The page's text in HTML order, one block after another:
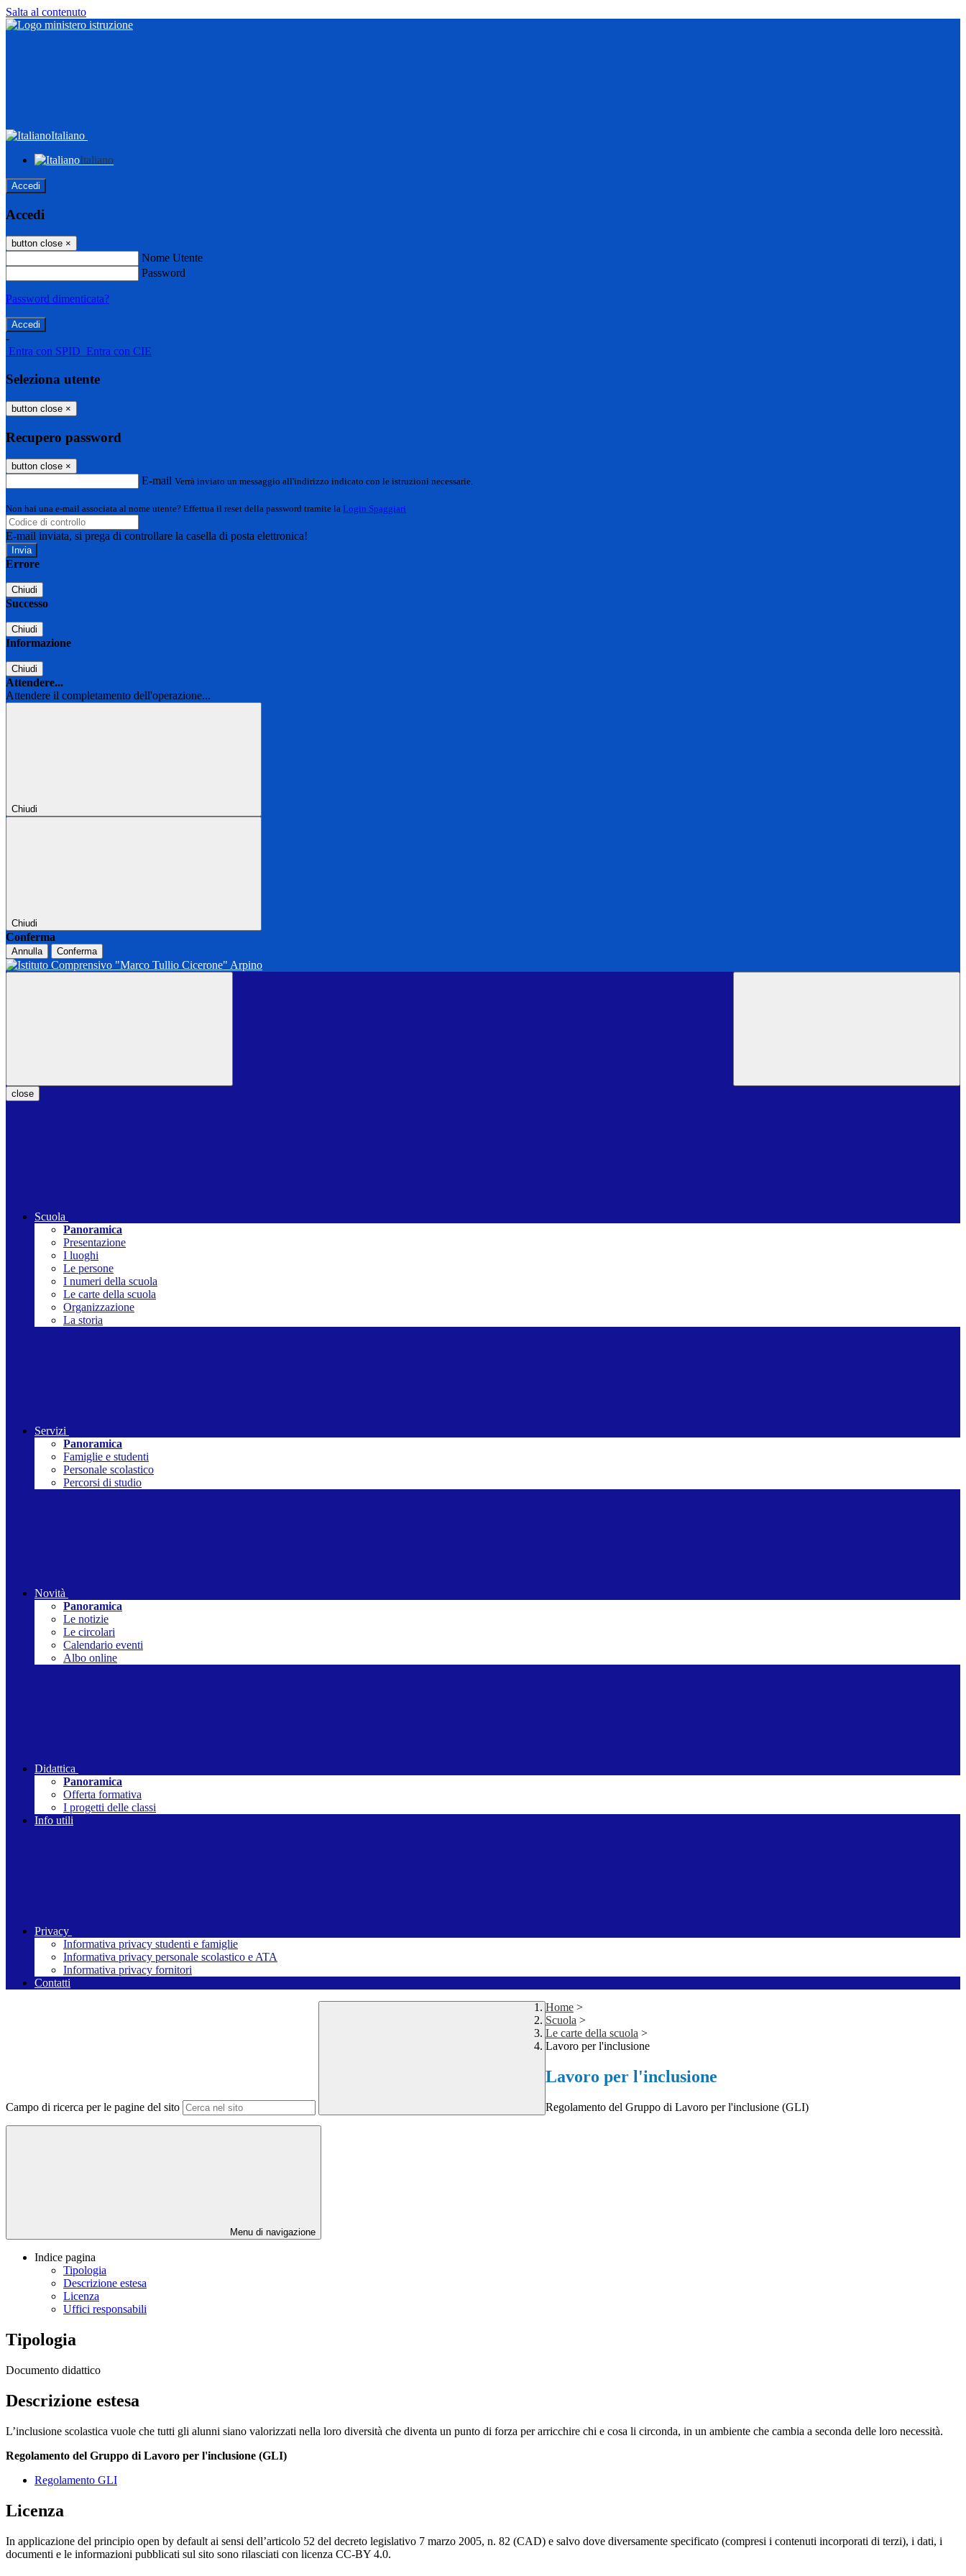
Salta al contenuto
Italiano
Italiano
Accedi
Accedi
button close ×
Nome Utente
Password
Password dimenticata?
-
Entra con SPID Entra con CIE
Seleziona utente
button close ×
Recupero password
button close ×
E-mail Verrà inviato un messaggio all'indirizzo indicato con le istruzioni necessarie.
Non hai una e-mail associata al nome utente? Effettua il reset della password tramite la Login Spaggiari
E-mail inviata, si prega di controllare la casella di posta elettronica!
Errore
Chiudi
Successo
Chiudi
Informazione
Chiudi
Attendere...
Attendere il completamento dell'operazione...
Chiudi
Chiudi
Conferma
Annulla Conferma
close
Scuola
Panoramica
Presentazione
I luoghi
Le persone
I numeri della scuola
Le carte della scuola
Organizzazione
La storia
Servizi
Panoramica
Famiglie e studenti
Personale scolastico
Percorsi di studio
Novità
Panoramica
Le notizie
Le circolari
Calendario eventi
Albo online
Didattica
Panoramica
Offerta formativa
I progetti delle classi
Info utili
Privacy
Informativa privacy studenti e famiglie
Informativa privacy personale scolastico e ATA
Informativa privacy fornitori
Contatti
Campo di ricerca per le pagine del sito
Home >
Scuola >
Le carte della scuola >
Lavoro per l'inclusione
Lavoro per l'inclusione
Regolamento del Gruppo di Lavoro per l'inclusione (GLI)
Menu di navigazione
Indice pagina
Tipologia
Descrizione estesa
Licenza
Uffici responsabili
Tipologia
Documento didattico
Descrizione estesa
L’inclusione scolastica vuole che tutti gli alunni siano valorizzati nella loro diversità che diventa un punto di forza per arricchire chi e cosa li circonda, in un ambiente che cambia a seconda delle loro necessità.
Regolamento del Gruppo di Lavoro per l'inclusione (GLI)
Regolamento GLI
Licenza
In applicazione del principio open by default ai sensi dell’articolo 52 del decreto legislativo 7 marzo 2005, n. 82 (CAD) e salvo dove diversamente specificato (compresi i contenuti incorporati di terzi), i dati, i
documenti e le informazioni pubblicati sul sito sono rilasciati con licenza CC-BY 4.0.